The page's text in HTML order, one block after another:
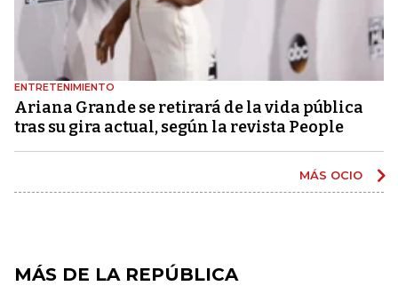
ENTRETENIMIENTO
Ariana Grande se retirará de la vida pública
tras su gira actual, según la revista People
MÁS OCIO
MÁS DE LA REPÚBLICA